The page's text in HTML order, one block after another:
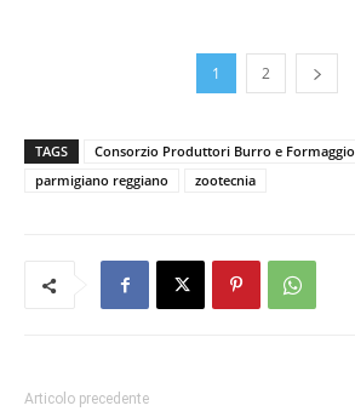
1 2
TAGS Consorzio Produttori Burro e Formaggio
parmigiano reggiano
zootecnia
Articolo precedente